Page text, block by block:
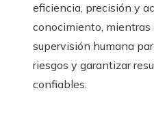
eficiencia, precisión y
conocimiento,
supervisión humana
riesgos y garantizar
confiables.